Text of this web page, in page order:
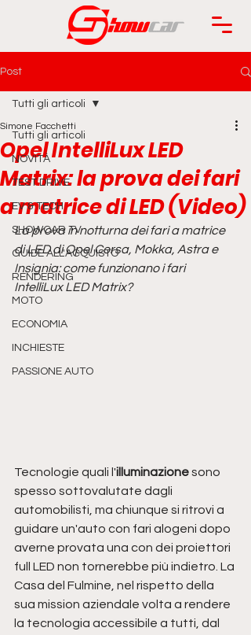
Post
Tutti gli articoli
NOVITÀ
TEST DRIVE
EV & TECH
SHOWCAR TV
GUIDE ALL'ACQUISTO
RENDERING
MOTO
ECONOMIA
INCHIESTE
PASSIONE AUTO
Tutti gli articoli
Opel IntelliLux LED
Matrix: la prova dei fari
a matrice di LED (Video)
Simone Facchetti
La prova in notturna dei fari a matrice
di LED di Opel Corsa, Mokka, Astra e
Insignia: come funzionano i fari
IntelliLux LED Matrix?
Tecnologie quali l'illuminazione sono
spesso sottovalutate dagli
automobilisti, ma chiunque si ritrovi a
guidare un'auto con fari alogeni dopo
averne provata una con dei proiettori
full LED non tornerebbe più indietro. La
Casa del Fulmine, nel rispetto della
sua mission aziendale volta a rendere
la tecnologia accessibile a tutti, dal